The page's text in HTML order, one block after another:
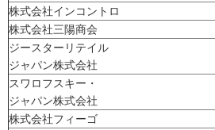
株式会社インコントロ
株式会社三陽商会
ジースターリテイル
ジャパン株式会社
スワロフスキー・
ジャパン株式会社
株式会社フィーゴ